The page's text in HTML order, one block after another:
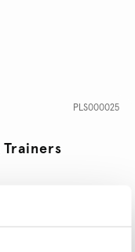
PLS000025
Trainers